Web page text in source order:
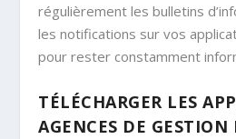
régulièrement les bulletins
les notifications sur vos
pour rester constamment
TÉLÉCHARGER LES
AGENCES DE GESTION